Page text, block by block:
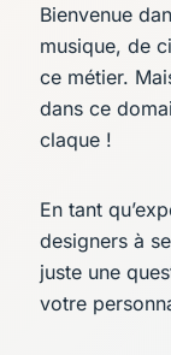
Bienvenue
musique, de
ce métier.
dans ce
claque !
En tant
designers à
juste une
votre